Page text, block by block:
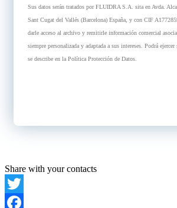
Sus datos serán tratados por FLUIDRA S.A. sita en Avda.
Sant Cugat del Vallés (Barcelona) España, y con CIF
darle acceso al archivo y remitirle información comercial
siempre personalizada y adaptada a sus intereses. Podrá
se describe en la Política Protección de Datos.
Share with your contacts
Twitter